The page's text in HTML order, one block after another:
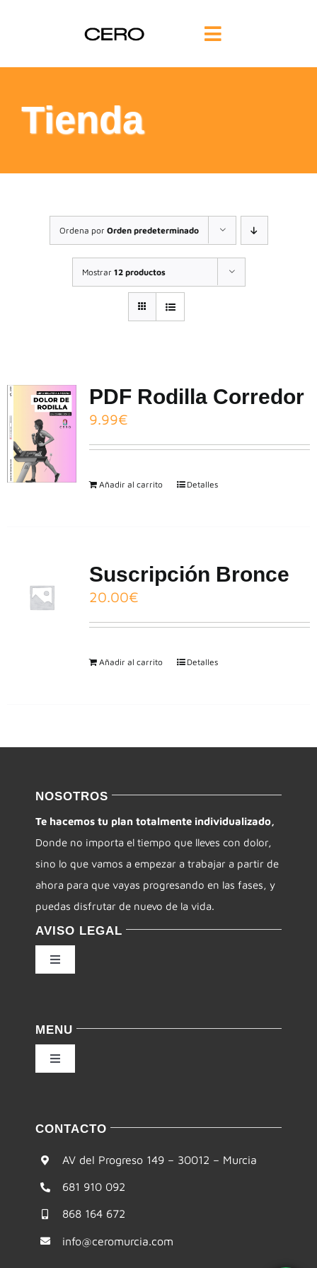
Toggle
Navigation
FILOSOFÍA
TE AYUDAMOS
FORMACIÓN
COMUNIDAD
Tienda
Ordena por Orden predeterminado
Mostrar 12 productos
PDF Rodilla Corredor
9.99€
Añadir al carrito Detalles
Suscripción Bronce
20.00€
Añadir al carrito Detalles
NOSOTROS
Te hacemos tu plan totalmente individualizado,
Donde no importa el tiempo que lleves con dolor,
sino lo que vamos a empezar a trabajar a partir de
ahora para que vayas progresando en las fases, y
puedas disfrutar de nuevo de la vida.
AVISO LEGAL
Toggle
Navigation
Condiciones de uso
Accesibilidad
Mapa del sitio
MENU
Toggle
Navigation
Te ayudamos
Formación
CONTACTO
AV del Progreso 149 – 30012 – Murcia
681 910 092
868 164 672
info@ceromurcia.com